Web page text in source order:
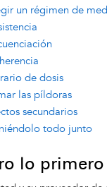
un régimen de
de dosis
las píldoras
secundarios
todo junto
lo primero